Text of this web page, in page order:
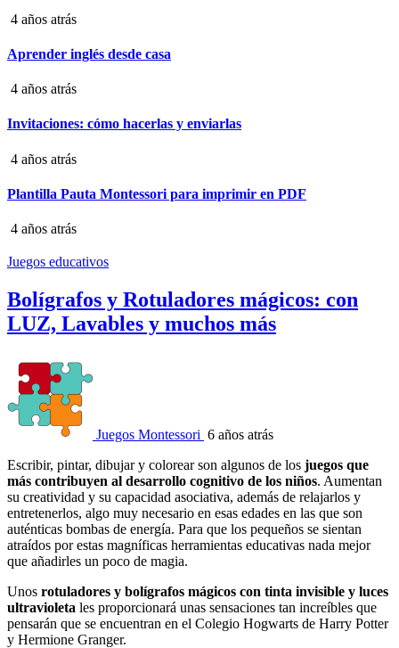
4 años atrás
Aprender inglés desde casa
4 años atrás
Invitaciones: cómo hacerlas y enviarlas
4 años atrás
Plantilla Pauta Montessori para imprimir en PDF
4 años atrás
Juegos educativos
Bolígrafos y Rotuladores mágicos: con
LUZ, Lavables y muchos más
Juegos Montessori 6 años atrás
Escribir, pintar, dibujar y colorear son algunos de los juegos que
más contribuyen al desarrollo cognitivo de los niños. Aumentan
su creatividad y su capacidad asociativa, además de relajarlos y
entretenerlos, algo muy necesario en esas edades en las que son
auténticas bombas de energía. Para que los pequeños se sientan
atraídos por estas magníficas herramientas educativas nada mejor
que añadirles un poco de magia.
Unos rotuladores y bolígrafos mágicos con tinta invisible y luces
ultravioleta les proporcionará unas sensaciones tan increíbles que
pensarán que se encuentran en el Colegio Hogwarts de Harry Potter
y Hermione Granger.